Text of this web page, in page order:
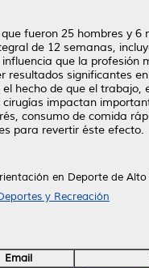
fueron 25 hombres y
de 12 semanas,
que la
significantes
hecho de que el
impactan
consumo de comida
para revertir éste efecto.
en Deporte de
y Recreación
Email